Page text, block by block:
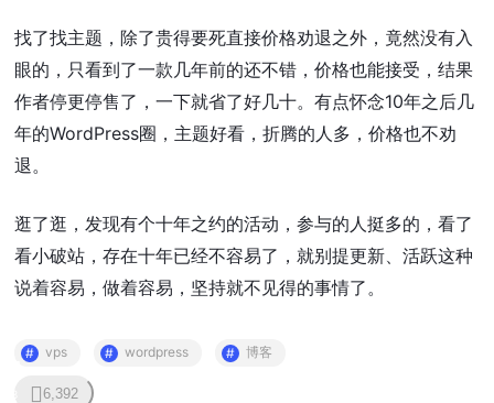
找了找主题，除了贵得要死直接价格劝退之外，竟然没有入
眼的，只看到了一款几年前的还不错，价格也能接受，结果
作者停更停售了，一下就省了好几十。有点怀念10年之后几
年的WordPress圈，主题好看，折腾的人多，价格也不劝
退。
逛了逛，发现有个十年之约的活动，参与的人挺多的，看了
看小破站，存在十年已经不容易了，就别提更新、活跃这种
说着容易，做着容易，坚持就不见得的事情了。
vps wordpress 博客
6,392